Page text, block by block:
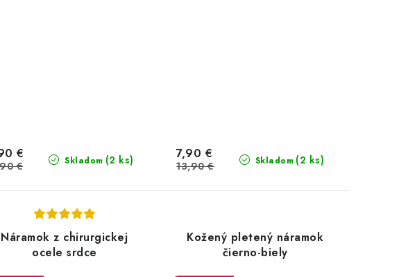
Skladom (2 ks)
€
€ Skladom (2 ks)
7,90 €
13,90 €
Náramok z chirurgickej
ocele srdce
Kožený pletený náramok
čierno-biely